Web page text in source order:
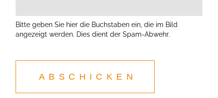
Bitte geben Sie hier die Buchstaben ein, die im Bild
angezeigt werden. Dies dient der Spam-Abwehr.
ABSCHICKEN